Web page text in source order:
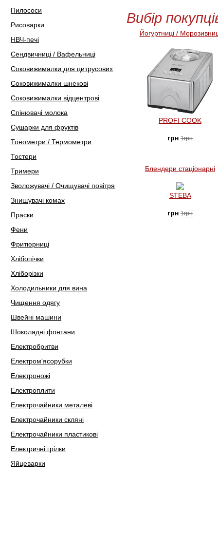
Пилососи
Рисоварки
НВЧ-печі
Сендвичниці / Вафельниці
Соковижималки для цитрусових
Соковижималки шнекові
Соковижималки відцентрові
Спінювачі молока
Сушарки для фруктів
Тонометри / Термометри
Тостери
Тримери
Зволожувачі / Очищувачі повітря
Знищувачі комах
Праски
Фени
Фритюрниці
Хлібопічки
Хліборізки
Холодильники для вина
Чищення одягу
Швейні машини
Шоколадні фонтани
Електробритви
Електром'ясорубки
Електроножі
Електроплити
Електрочайники металеві
Електрочайники скляні
Електрочайники пластикові
Електричні грілки
Яйцеварки
Вибір
Йогуртниці /
PROFI COOK
грн 1грн
Блендери стаціонарні
STEBA
грн 1грн